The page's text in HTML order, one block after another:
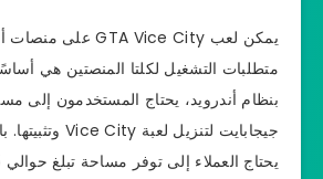
متطلبات التشغيل لكلتا المنصتين هي